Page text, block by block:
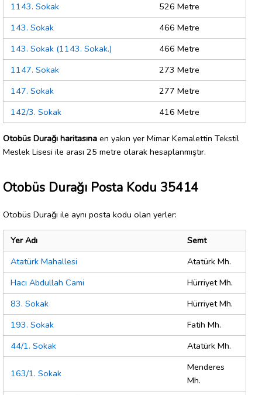
1143. Sokak
526 Metre
143. Sokak
466 Metre
143. Sokak (1143. Sokak.)
466 Metre
1147. Sokak
273 Metre
147. Sokak
277 Metre
142/3. Sokak
416 Metre
Otobüs Durağı haritasına en yakın yer Mimar Kemalettin Tekstil
Meslek Lisesi ile arası 25 metre olarak hesaplanmıştır.
Otobüs Durağı Posta Kodu 35414
Otobüs Durağı ile aynı posta kodu olan yerler:
Yer Adı
Semt
Atatürk Mahallesi
Atatürk Mh.
Hacı Abdullah Cami
Hürriyet Mh.
83. Sokak
Hürriyet Mh.
193. Sokak
Fatih Mh.
44/1. Sokak
Atatürk Mh.
163/1. Sokak
Menderes
Mh.